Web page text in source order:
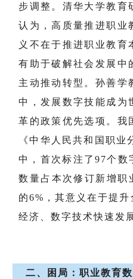
步调整。清华大学教育
认为，高质量推进职业
义不在于推进职业教育
有助于破解社会发展中
主动推动转型。孙善学
中，发展数字技能成为
革的政策优先选项。我
《中华人民共和国职业
中，首次标注了97个数
数量占本次修订新增职
的6%，其意义在于提
经济、数字技术快速发
二、困局：职业教育